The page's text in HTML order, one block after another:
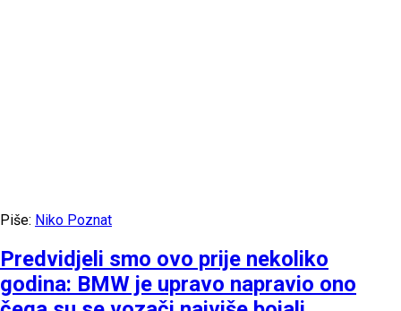
Piše: Niko Poznat
Predvidjeli smo ovo prije nekoliko
godina: BMW je upravo napravio ono